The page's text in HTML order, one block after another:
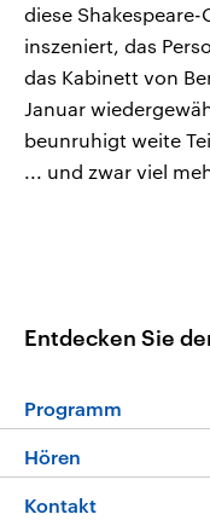
diese
inszeniert, das
das Kabinett von
Januar
beunruhigt weite
... und zwar viel
Entdecken Sie
Programm
Hören
Livestream
Kontakt